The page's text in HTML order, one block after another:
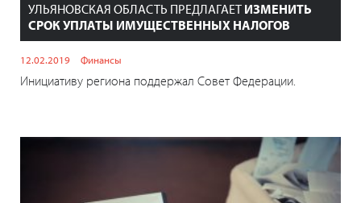
УЛЬЯНОВСКАЯ ОБЛАСТЬ ПРЕДЛАГАЕТ ИЗМЕНИТЬ
СРОК УПЛАТЫ ИМУЩЕСТВЕННЫХ НАЛОГОВ
12.02.2019 Финансы
Инициативу региона поддержал Совет Федерации.